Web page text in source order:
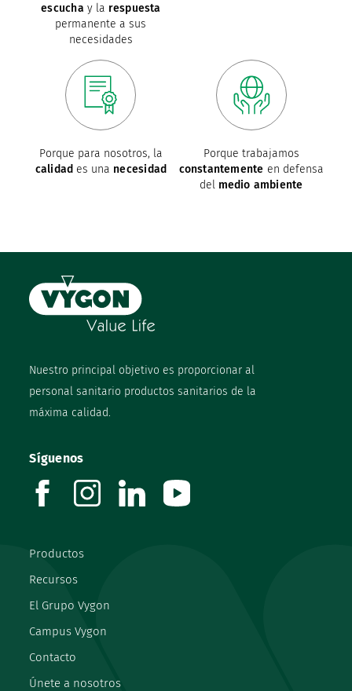
escucha y la respuesta
permanente a sus
necesidades
Porque para nosotros, la
calidad es una necesidad
Porque trabajamos
constantemente en defensa
del medio ambiente
Nuestro principal objetivo es proporcionar al
personal sanitario productos sanitarios de la
máxima calidad.
Productos
Recursos
El Grupo Vygon
Campus Vygon
Contacto
Únete a nosotros
Síguenos
facebookinstagramlinkedin